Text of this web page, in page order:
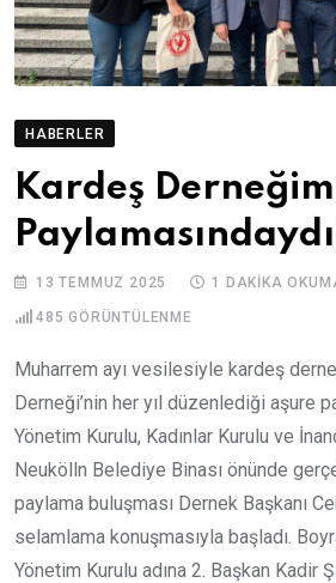
HABERLER
Kardeş
13 TEMMUZ 2025 1 DAKIKA
485 GÖRÜNTÜLENME
Muharrem ayı vesilesiyle kardeş
Derneği’nin her yıl düzenlediği aşure
Yönetim Kurulu, Kadınlar Kurulu ve
Neukölln Belediye Binası önünde
paylama buluşması Dernek Başkanı
selamlama konuşmasıyla başladı.
Yönetim Kurulu adına 2. Başkan Kadir